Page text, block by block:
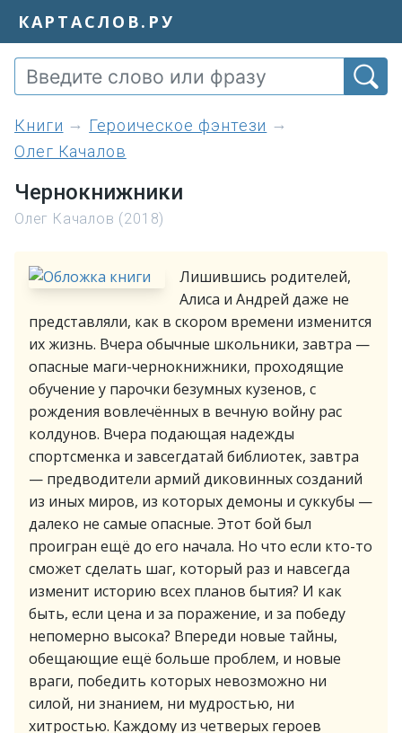
КАРТАСЛОВ.РУ
книги
Героическое фэнтези
Олег Качалов
Чернокнижники
Олег Качалов (2018)
Лишившись родителей,
Алиса и Андрей даже не
представляли, как в скором времени изменится
их жизнь. Вчера обычные школьники, завтра —
опасные маги-чернокнижники, проходящие
обучение у парочки безумных кузенов, с
рождения вовлечённых в вечную войну рас
колдунов. Вчера подающая надежды
спортсменка и завсегдатай библиотек, завтра
— предводители армий диковинных созданий
из иных миров, из которых демоны и суккубы —
далеко не самые опасные. Этот бой был
проигран ещё до его начала. Но что если кто-то
сможет сделать шаг, который раз и навсегда
изменит историю всех планов бытия? И как
быть, если цена и за поражение, и за победу
непомерно высока? Впереди новые тайны,
обещающие ещё больше проблем, и новые
враги, победить которых невозможно ни
силой, ни знанием, ни мудростью, ни
хитростью. Каждому из четверых героев